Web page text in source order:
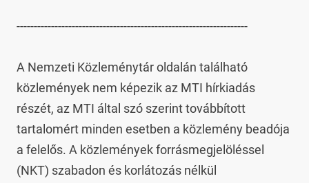
-------------------------------------------------------------------
A Nemzeti Közleménytár oldalán található
közlemények nem képezik az MTI hírkiadás
részét, az MTI által szó szerint továbbított
tartalomért minden esetben a közlemény beadója
a felelős. A közlemények forrásmegjelöléssel
(NKT) szabadon és korlátozás nélkül